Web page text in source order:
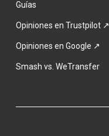
Guías
Opiniones en Trustpilot ↗
Opiniones en Google ↗
Smash vs. WeTransfer